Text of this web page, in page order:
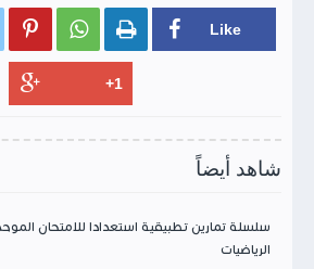
  
شاهد أيضاً
سلسلة تمارين تطبيقية استعدادا للامتحان
الرياضيات